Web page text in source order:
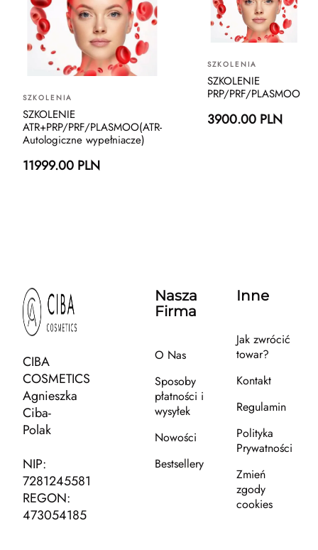
SZKOLENIA
SZKOLENIE
ATR+PRP/PRF/PLASMOO(ATR-
Autologiczne wypełniacze)
11999.00 PLN
SZKOLENIA
SZKOLENIE
PRP/PRF/PLASMOO
3900.00 PLN
CIBA
COSMETICS
Agnieszka
Ciba-
Polak
NIP:
7281245581
REGON:
473054185
Nasza
Firma
O Nas
Sposoby
płatności i
wysyłek
Nowości
Bestsellery
Inne
Jak zwrócić
towar?
Kontakt
Regulamin
Polityka
Prywatności
Zmień
zgody
cookies